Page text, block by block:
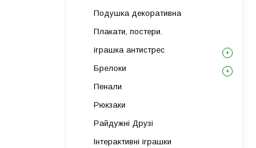
Подушка декоративна
Плакати, постери.
іграшка антистрес
Брелоки
Пенали
Рюкзаки
Райдужні Друзі
Інтерактивні іграшки